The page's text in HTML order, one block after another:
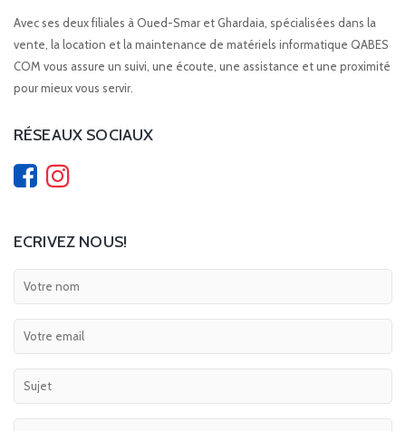
Avec ses deux filiales à Oued-Smar et Ghardaia, spécialisées dans la
vente, la location et la maintenance de matériels informatique QABES
COM vous assure un suivi, une écoute, une assistance et une proximité
pour mieux vous servir.
RÉSEAUX SOCIAUX
ECRIVEZ NOUS!